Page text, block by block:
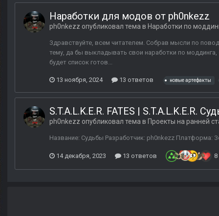
Наработки для модов от ph0nkezz
ph0nkezz опубликовал тема в Наработки по
Здравствуйте, всем читателем. Собрав мысли по
тему, да бы выкладывать свои наработки по
будет список готов...
13 ноября, 2024 13 ответов новые артефакты
S.T.A.L.K.E.R. FATES | S.T.A.L.K.E.R.
ph0nkezz опубликовал тема в Проекты на ранней
Название: Судьбы Разработчик: ph0nkezz Платформа:
14 декабря, 2023 13 ответов 8